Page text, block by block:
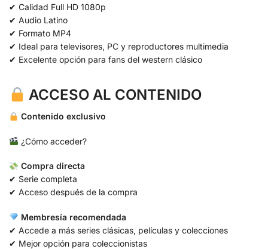
✔ Calidad Full HD 1080p
✔ Audio Latino
✔ Formato MP4
✔ Ideal para televisores, PC y reproductores multimedia
✔ Excelente opción para fans del western clásico
ACCESO AL CONTENIDO
Contenido exclusivo
¿Cómo acceder?
Compra directa
✔ Serie completa
✔ Acceso después de la compra
Membresía recomendada
✔ Accede a más series clásicas, películas y colecciones
✔ Mejor opción para coleccionistas